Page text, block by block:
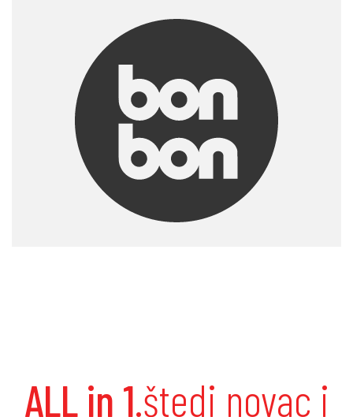
ALL in 1.štedi novac i